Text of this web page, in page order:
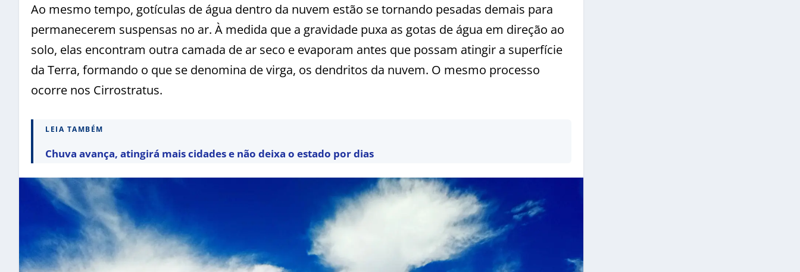
Ao mesmo tempo, gotículas de água dentro da nuvem estão se tornando pesadas demais para
permanecerem suspensas no ar. À medida que a gravidade puxa as gotas de água em direção ao
solo, elas encontram outra camada de ar seco e evaporam antes que possam atingir a superfície
da Terra, formando o que se denomina de virga, os dendritos da nuvem. O mesmo processo
ocorre nos Cirrostratus.
LEIA TAMBÉM
Chuva avança, atingirá mais cidades e não deixa o estado por dias